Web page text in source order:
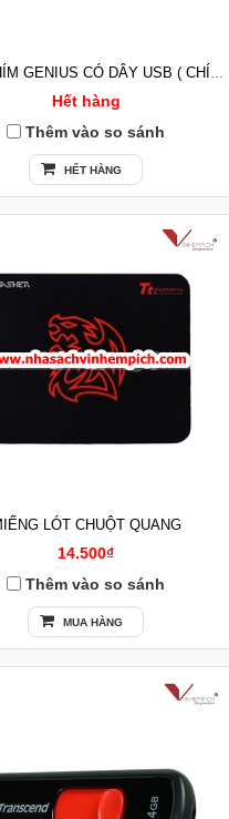
BÀN PHÍM GENIUS CÓ DÂY USB ( CHÍNH HÃNG BH12T)
Hết hàng
Thêm vào so sánh
HẾT HÀNG
LÓT CHUỘT QUANG
14.500₫
Thêm vào so sánh
MUA HÀNG